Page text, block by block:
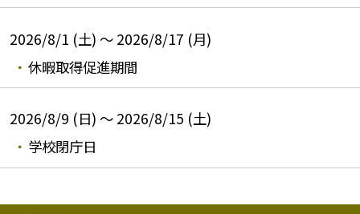
2026/8/1 (土) ～ 2026/8/17 (月)
休暇取得促進期間
2026/8/9 (日) ～ 2026/8/15 (土)
学校閉庁日